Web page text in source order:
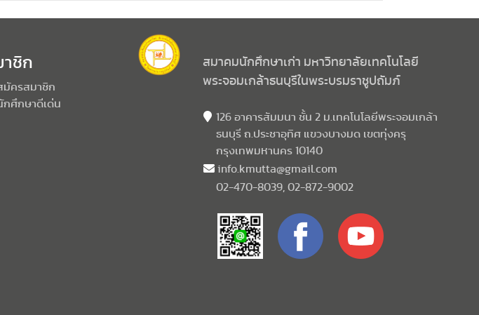
าชิก
มัครสมาชิก
กศึกษาดีเด่น
สมาคมนักศึกษาเก่า มหาวิทยาลัยเทคโนโลยี
พระจอมเกล้าธนบุรีในพระบรมราชูปถัมภ์
126 อาคารสัมมนา ชั้น 2 ม.เทคโนโลยีพระจอมเกล้า
ธนบุรี ถ.ประชาอุทิศ แขวงบางมด เขตทุ่งครุ
กรุงเทพมหานคร 10140
info.kmutta@gmail.com
02-470-8039, 02-872-9002